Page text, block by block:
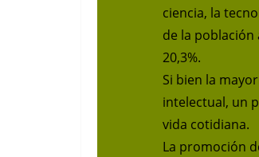
ciencia, la
de la población
20,3%.
Si bien la
intelectual, un
vida cotidiana.
La promoción